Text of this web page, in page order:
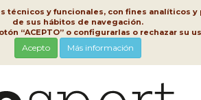
y funcionales, con fines analíticos
de sus hábitos de navegación.
“ACEPTO” o configurarlas o rechazar su
Acepto Más información